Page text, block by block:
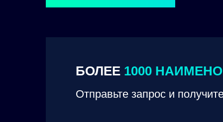
БОЛЕЕ 1000
Отправьте запрос и